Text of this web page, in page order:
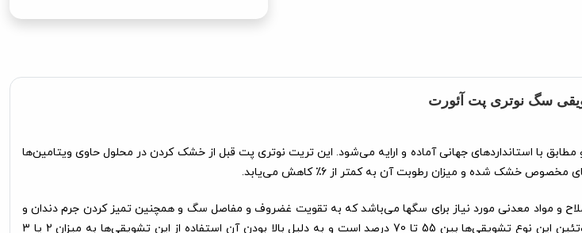
سگ نوتری پت آئورت
با استانداردهای جهانی آماده و ارایه می‌شود. این تریت نوتری پت قبل از خشک کردن در محلول حاوی ویتامین‌ها
خشک شده و میزان رطوبت آن به کمتر از 6٪ کاهش می‌یابد.
و مواد معدنی مورد نیاز برای سگها می‌باشد که به تقویت غضروف و مفاصل سگ و همچنین تمیز کردن جرم دندان و
تقویت عضلات فک سگ کمک می کند. این تشویقی برای کلیه نژادها سگ مناسب است. میزان پروتئین این نوع تشویقی‌ها بین 55 تا 70 درصد است و به دلیل بالا بودن آن استفاده از این تشویقی‌ها به میزان 2 یا 3